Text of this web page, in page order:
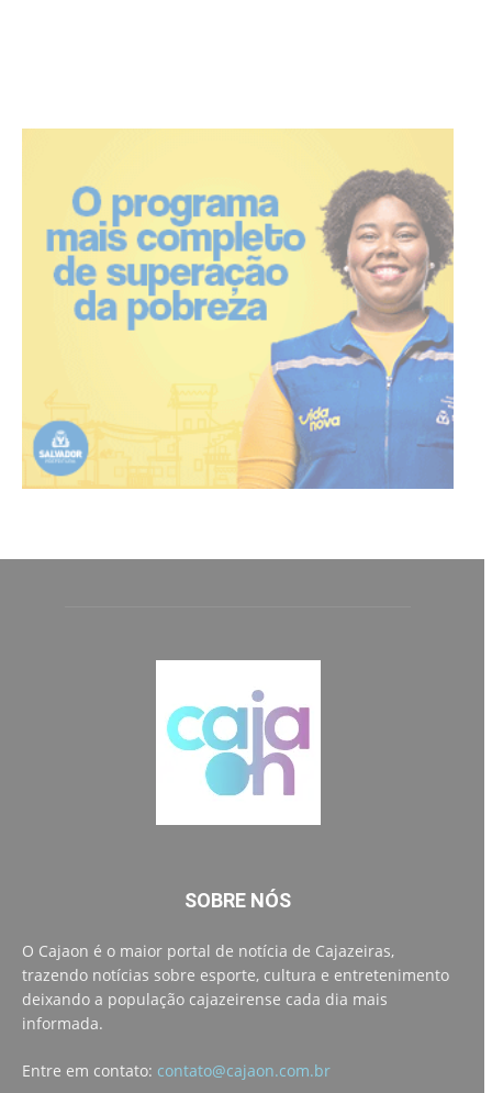
SOBRE NÓS
O Cajaon é o maior portal de notícia de Cajazeiras,
trazendo notícias sobre esporte, cultura e entretenimento
deixando a população cajazeirense cada dia mais
informada.
Entre em contato: contato@cajaon.com.br